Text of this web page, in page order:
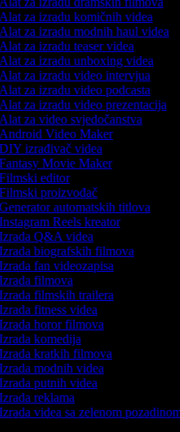
za izradu komičnih videa
za izradu modnih haul videa
za izradu teaser videa
za izradu unboxing videa
za izradu video intervjua
za izradu video podcasta
za izradu video prezentacija
za video svjedočanstva
Video Maker
izrađivač videa
Movie Maker
editor
proizvođač
automatskih titlova
Reels kreator
Q&A videa
biografskih filmova
fan videozapisa
filmova
filmskih trailera
fitness videa
horor filmova
komedija
kratkih filmova
modnih videa
putnih videa
reklama
videa sa zelenom pozadinom